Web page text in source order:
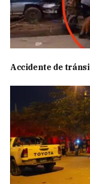
Accidente de